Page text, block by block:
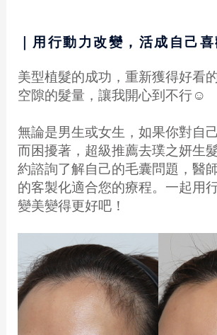
｜用行動力改變，活成自己
美型植髮的成功，重新獲得好看
空隙的髮量，讓我開心到不行☺️
無論是男生或女生，如果你對自
而困擾著，超級推薦去璞之妍生
約諮詢了解自己的毛囊問題，醫
的客製化適合您的療程。一起用
變美變得更好吧！